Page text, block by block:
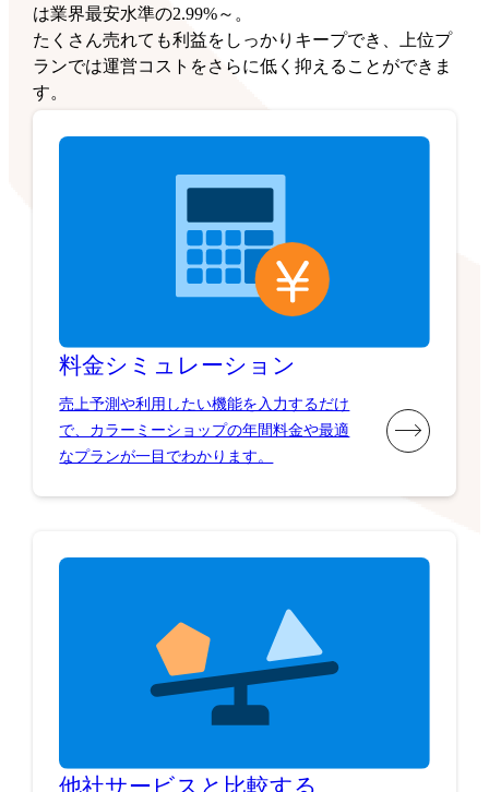
は業界最安水準の2.99%～。
たくさん売れても利益をしっかりキープでき、上位プ
ランでは運営コストをさらに低く抑えることができま
す。
料金シミュレーション
売上予測や利用したい機能を入力するだけ
で、カラーミーショップの年間料金や最適
なプランが一目でわかります。
他社サービスと比較する